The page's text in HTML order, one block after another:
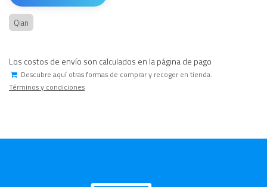
Qian
Los costos de envío son calculados en la página de pago
Descubre aquí otras formas de comprar y recoger en tienda.
Términos y condiciones